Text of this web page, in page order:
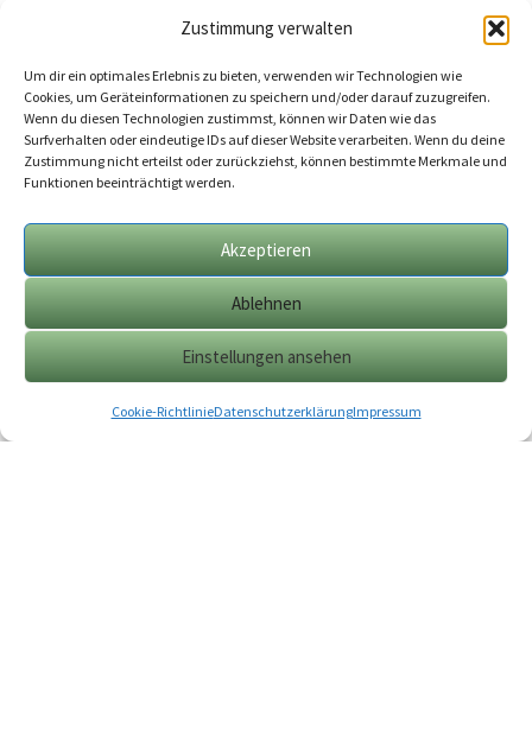
Zustimmung verwalten
Um dir ein optimales Erlebnis zu bieten, verwenden wir Technologien wie
Cookies, um Geräteinformationen zu speichern und/oder darauf zuzugreifen.
Wenn du diesen Technologien zustimmst, können wir Daten wie das
Surfverhalten oder eindeutige IDs auf dieser Website verarbeiten. Wenn du deine
Zustimmung nicht erteilst oder zurückziehst, können bestimmte Merkmale und
Funktionen beeinträchtigt werden.
Akzeptieren
Ablehnen
Einstellungen ansehen
Cookie-RichtlinieDatenschutzerklärungImpressum